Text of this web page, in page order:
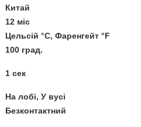
Китай
12 міс
Цельсій °C, Фаренгейт °F
100 град.
1 сек
На лобі, У вусі
Безконтактний